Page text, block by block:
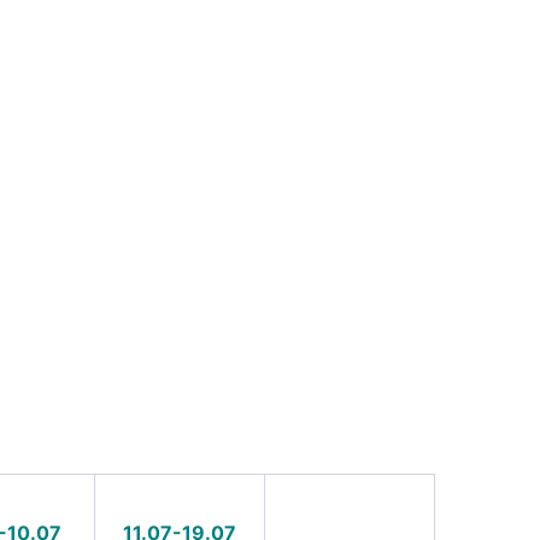
10.07
11.07-19.07